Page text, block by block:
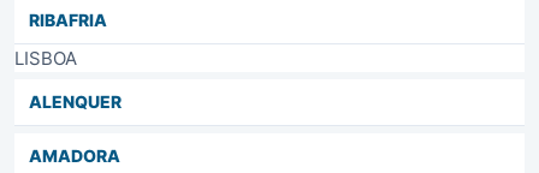
RIBAFRIA
LISBOA
ALENQUER
AMADORA